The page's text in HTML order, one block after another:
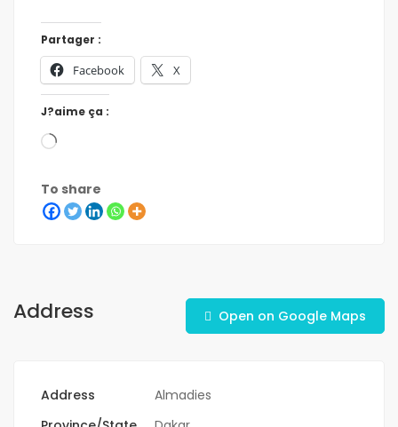
Partager :
Facebook X
J?aime ça :
To share
Address Open on Google Maps
Address
Almadies